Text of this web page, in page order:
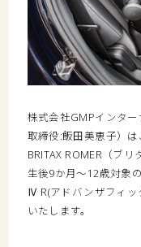
株式会社GMPインタ
取締役:飯田美恵子）
BRITAX ROMER（ブリ
生後9か月～12歳対象
Ⅳ R(アドバンザフィッ
いたします。